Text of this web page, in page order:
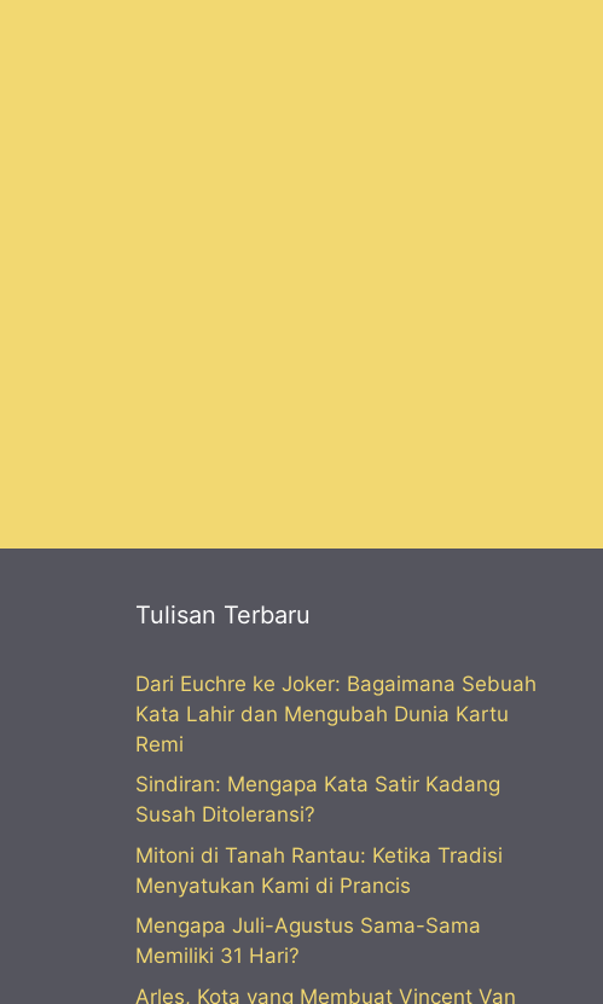
Tulisan Terbaru
Dari Euchre ke Joker: Bagaimana Sebuah
Kata Lahir dan Mengubah Dunia Kartu
Remi
Sindiran: Mengapa Kata Satir Kadang
Susah Ditoleransi?
Mitoni di Tanah Rantau: Ketika Tradisi
Menyatukan Kami di Prancis
Mengapa Juli-Agustus Sama-Sama
Memiliki 31 Hari?
Arles, Kota yang Membuat Vincent Van